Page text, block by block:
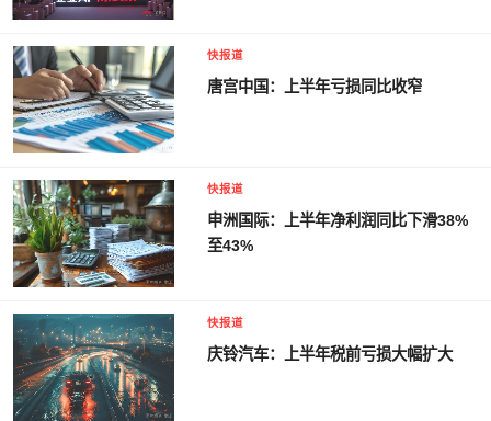
快报道
唐宫中国：上半年亏损同比收窄
快报道
申洲国际：上半年净利润同比下滑38%
至43%
快报道
庆铃汽车：上半年税前亏损大幅扩大